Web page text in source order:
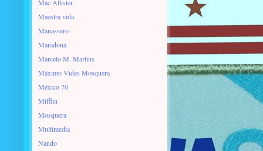
Mac Allister
Maestra vida
Manassero
Maradona
Marcelo M. Martins
Máximo Vides Mosquera
México 70
Mifflin
Mosquera
Multimedia
Nando